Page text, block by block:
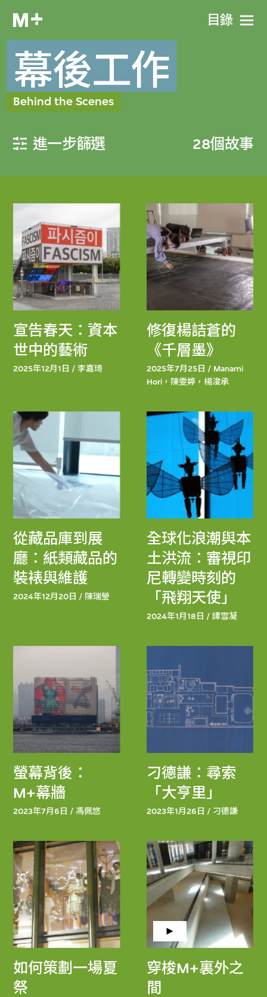
目​錄
幕後工作
Behind the Scenes
進一步篩選 28個故事
宣告春天：資本
世中的藝術
2025年12月1日 / 李嘉琦
修復楊詰蒼的
《千層墨》
2025年7月25日 / Manami
Hori，陳雯婷，楊浚承
從藏品庫到展
廳：紙類藏品的
裝裱與維護
2024年12月20日 / 陳瑞瑩
全球化浪潮與本
土洪流：審視印
尼轉變時刻的
「飛翔天使」
2024年1月18日 / 譚雪凝
螢幕背後：
M+幕牆
2023年7月6日 / 馮佩悠
刁德謙：尋索
「大亨里」
2023年1月26日 / 刁德謙
如何策劃一場夏
祭
穿梭M+裏外之
間